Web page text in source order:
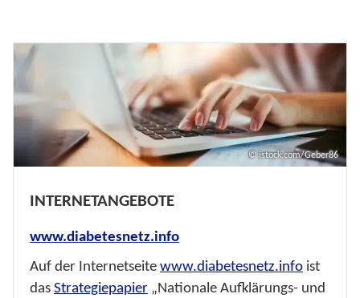
© istock.com/Geber86
INTERNETANGEBOTE
www.diabetesnetz.info
Auf der Internetseite www.diabetesnetz.info ist
das Strategiepapier „Nationale Aufklärungs- und